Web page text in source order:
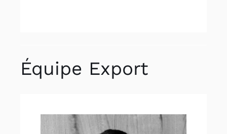
Équipe Export